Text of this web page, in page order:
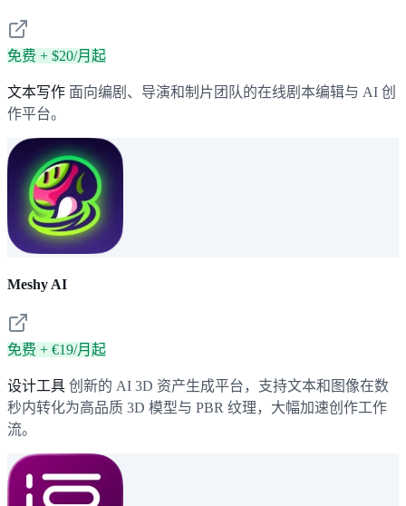
免费 + $20/月起
文本写作 面向编剧、导演和制片团队的在线剧本编辑与 AI 创
作平台。
Meshy AI
免费 + €19/月起
设计工具 创新的 AI 3D 资产生成平台，支持文本和图像在数
秒内转化为高品质 3D 模型与 PBR 纹理，大幅加速创作工作
流。